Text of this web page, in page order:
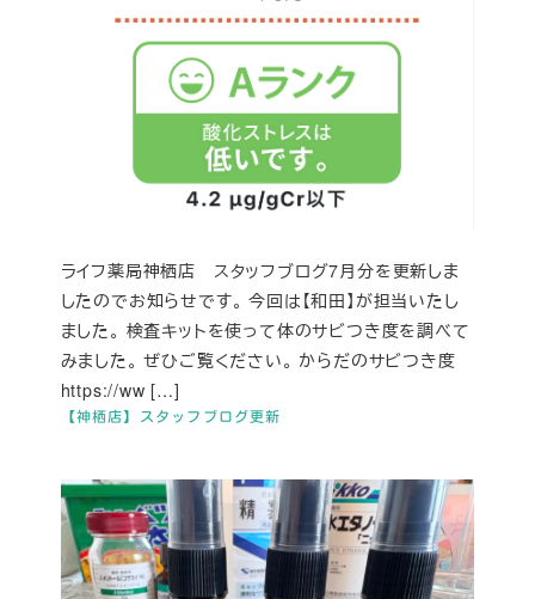
【神栖店】スタッフブログ更新
ライフ薬局神栖店 スタッフブログ7月分を更新しま
したのでお知らせです。 今回は【和田】が担当いたし
ました。 検査キットを使って体のサビつき度を調べて
みました。 ぜひご覧ください。 からだのサビつき度
https://ww […]